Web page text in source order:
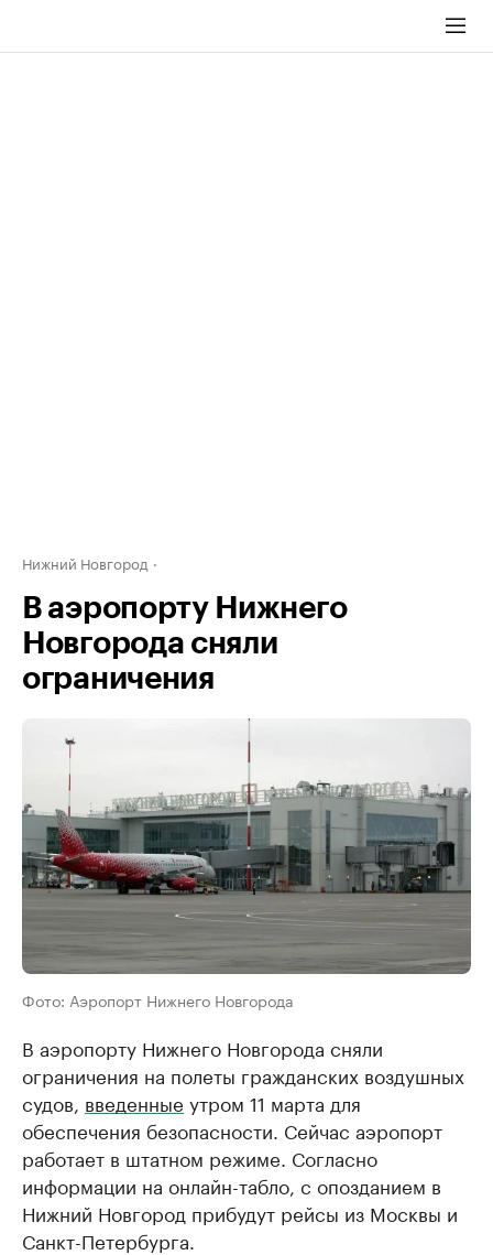
Нижний Новгород
В аэропорту Нижнего
Новгорода сняли
ограничения
Фото: Аэропорт Нижнего Новгорода
В аэропорту Нижнего Новгорода сняли
ограничения на полеты гражданских воздушных
судов, введенные утром 11 марта для
обеспечения безопасности. Сейчас аэропорт
работает в штатном режиме. Согласно
информации на онлайн-табло, с опозданием в
Нижний Новгород прибудут рейсы из Москвы и
Санкт-Петербурга.